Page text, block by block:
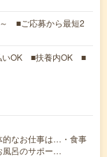
～ ■ご応募から最短2
いOK ■扶養内OK ■
なお仕事は…・食事
風呂のサポー…